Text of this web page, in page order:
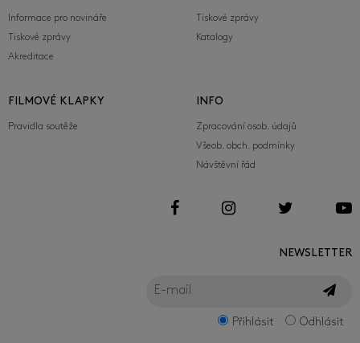
Informace pro novináře
Tiskové zprávy
Akreditace
Tiskové zprávy
Katalogy
FILMOVÉ KLAPKY
Pravidla soutěže
INFO
Zpracování osob. údajů
Všeob. obch. podmínky
Návštěvní řád
NEWSLETTER
Přihlásit Odhlásit